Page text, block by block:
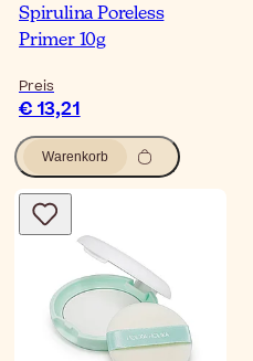
Spirulina Poreless
Primer 10g
Preis
€ 13,21
Warenkorb